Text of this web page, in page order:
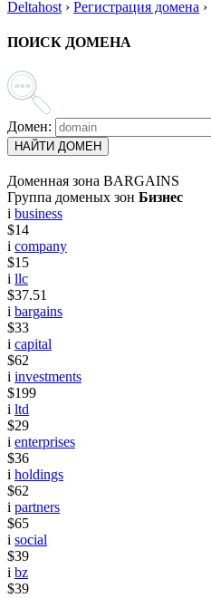
Deltahost › Регистрация домена ›
ПОИСК ДОМЕНА
Домен:
НАЙТИ ДОМЕН
Доменная зона BARGAINS
Группа доменых зон Бизнес
i business
$14
i company
$15
i llc
$37.51
i bargains
$33
i capital
$62
i investments
$199
i ltd
$29
i enterprises
$36
i holdings
$62
i partners
$65
i social
$39
i bz
$39